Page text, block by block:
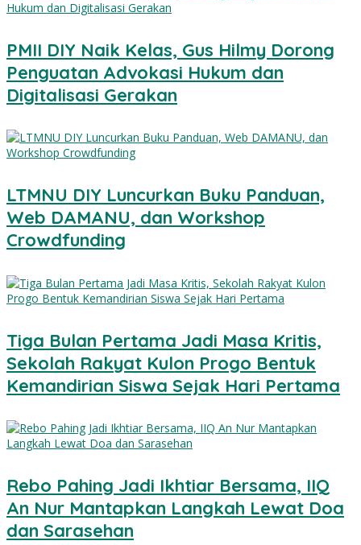
PMII DIY Naik Kelas, Gus Hilmy Dorong
Penguatan Advokasi Hukum dan
Digitalisasi Gerakan
LTMNU DIY Luncurkan Buku Panduan,
Web DAMANU, dan Workshop
Crowdfunding
Tiga Bulan Pertama Jadi Masa Kritis,
Sekolah Rakyat Kulon Progo Bentuk
Kemandirian Siswa Sejak Hari Pertama
Rebo Pahing Jadi Ikhtiar Bersama, IIQ
An Nur Mantapkan Langkah Lewat Doa
dan Sarasehan